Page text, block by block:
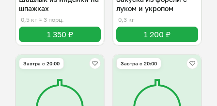
шпажках
0,5 кг ≈ 3 порц.
1 350 ₽
луком и укропом
0,3 кг
1 200 ₽
Завтра c 20:00 Завтра c 20:00